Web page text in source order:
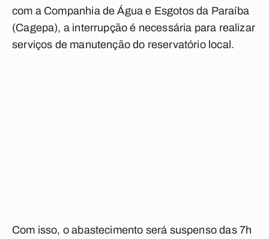
com a Companhia de Água e Esgotos da Paraíba
(Cagepa), a interrupção é necessária para realizar
serviços de manutenção do reservatório local.
Com isso, o abastecimento será suspenso das 7h